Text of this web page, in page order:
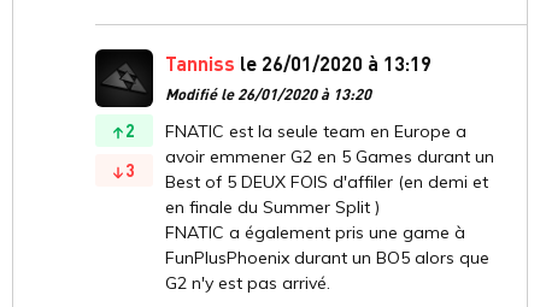
2
3
Tanniss le 26/01/2020 à 13:19
Modifié le 26/01/2020 à 13:20
FNATIC est la seule team en Europe a
avoir emmener G2 en 5 Games durant un
Best of 5 DEUX FOIS d'affiler (en demi et
en finale du Summer Split )
FNATIC a également pris une game à
FunPlusPhoenix durant un BO5 alors que
G2 n'y est pas arrivé.